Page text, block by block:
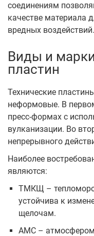
соединениям
качестве материала
вредных воздействий.
Виды и
пластин
Технические
неформовые. В
пресс-формах с
вулканизации. Во
непрерывного
Наиболее
являются:
ТМКЩ –
устойчива к
щелочам.
АМС –